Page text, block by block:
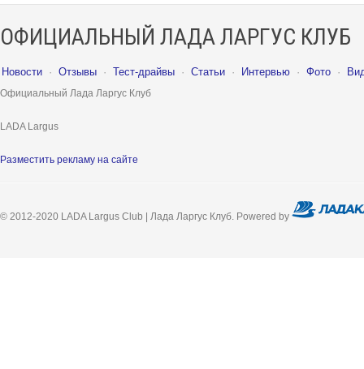
ОФИЦИАЛЬНЫЙ ЛАДА ЛАРГУС КЛУБ
Новости · Отзывы · Тест-драйвы · Статьи · Интервью · Фото ·
Официальный Лада Ларгус Клуб
LADA Largus
Разместить рекламу на сайте
© 2012-2020 LADA Largus Club | Лада Ларгус Клуб. Powered by